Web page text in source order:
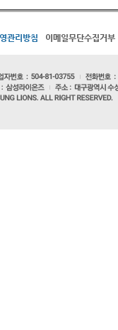
관리방침 이메일무단수집거부